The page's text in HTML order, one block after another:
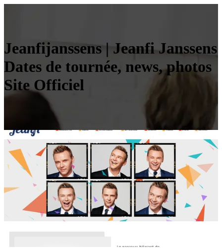
Jeanfi­janssens | Jeanfi Janssens
Dates de tournée, news, photos
Site Officiel